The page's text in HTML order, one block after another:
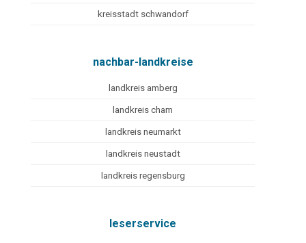
kreisstadt schwandorf
nachbar-landkreise
landkreis amberg
landkreis cham
landkreis neumarkt
landkreis neustadt
landkreis regensburg
leserservice